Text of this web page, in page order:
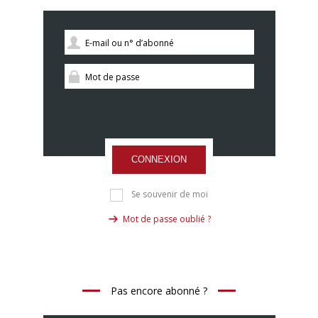
CONNEXION
Se souvenir de moi
Mot de passe oublié ?
Pas encore abonné ?